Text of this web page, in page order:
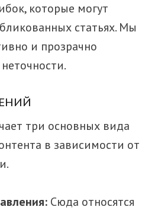
которые могут
статьях. Мы
и прозрачно
три основных вида
в зависимости от
Сюда относятся